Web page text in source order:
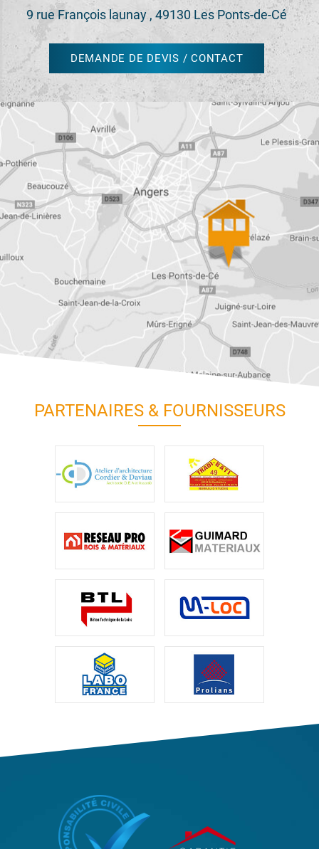
9 rue François launay , 49130 Les Ponts-de-Cé
DEMANDE DE DEVIS / CONTACT
PARTENAIRES & FOURNISSEURS